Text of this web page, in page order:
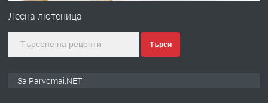
Лесна лютеница
Търси
За Parvomai.NET